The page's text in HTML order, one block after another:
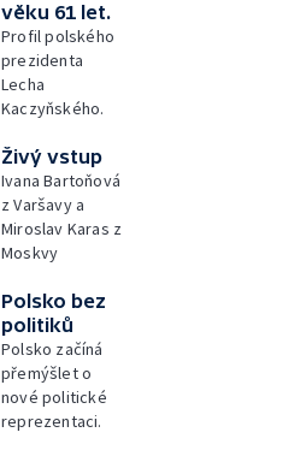
věku 61 let.
Profil polského
prezidenta
Lecha
Kaczyňského.
Živý vstup
Ivana Bartoňová
z Varšavy a
Miroslav Karas z
Moskvy
Polsko bez
politiků
Polsko začíná
přemýšlet o
nové politické
reprezentaci.